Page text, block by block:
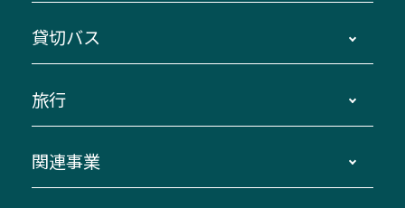
路線バスのご利用方法
三重交通接近情報バスロケーションシステム
ダイヤ改正情報
迂回・休止について
臨時バスについて
南紀・VISON～横浜・東京・埼玉
伊賀～名古屋
南紀～VISON～名古屋
湯の山温泉～名古屋
貸切バス
貸切バスのご利用について
お問い合わせ
旅行
貸切バス団体旅行
関連事業